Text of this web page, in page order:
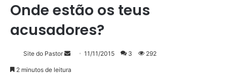
Onde estão os teus
acusadores?
Site do Pastor
Mande11/11/2015 3 292
2 minutos de leitura